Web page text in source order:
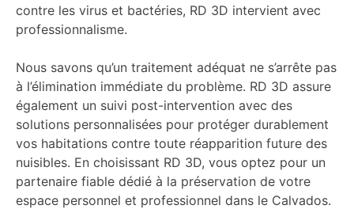
contre les virus et bactéries, RD 3D intervient avec
professionnalisme.
Nous savons qu’un traitement adéquat ne s’arrête pas
à l’élimination immédiate du problème. RD 3D assure
également un suivi post-intervention avec des
solutions personnalisées pour protéger durablement
vos habitations contre toute réapparition future des
nuisibles. En choisissant RD 3D, vous optez pour un
partenaire fiable dédié à la préservation de votre
espace personnel et professionnel dans le Calvados.